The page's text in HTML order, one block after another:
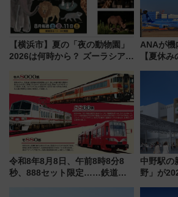
【横浜市】夏の「夜の動物園」
2026は何時から？ ズーラシア・
見どころ、限定イベントを徹底
解説！
ANAが機
【夏休
令和8年8月8日、午前8時8分8
秒、888セット限定……鉄道各
中野駅の
野」が